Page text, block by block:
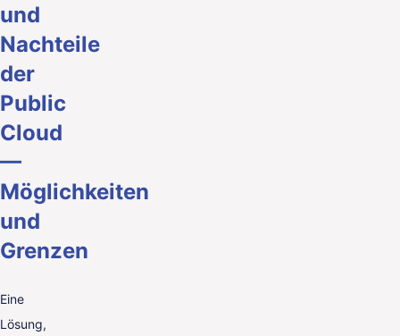
und
Nachteile
der
Public
Cloud
—
Möglichkeiten
und
Grenzen
Eine
Lösung,